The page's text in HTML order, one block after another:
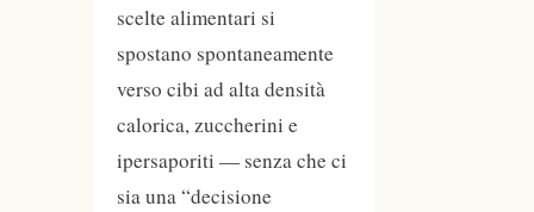
scelte alimentari si
spostano spontaneamente
verso cibi ad alta densità
calorica, zuccherini e
ipersaporiti — senza che ci
sia una “decisione